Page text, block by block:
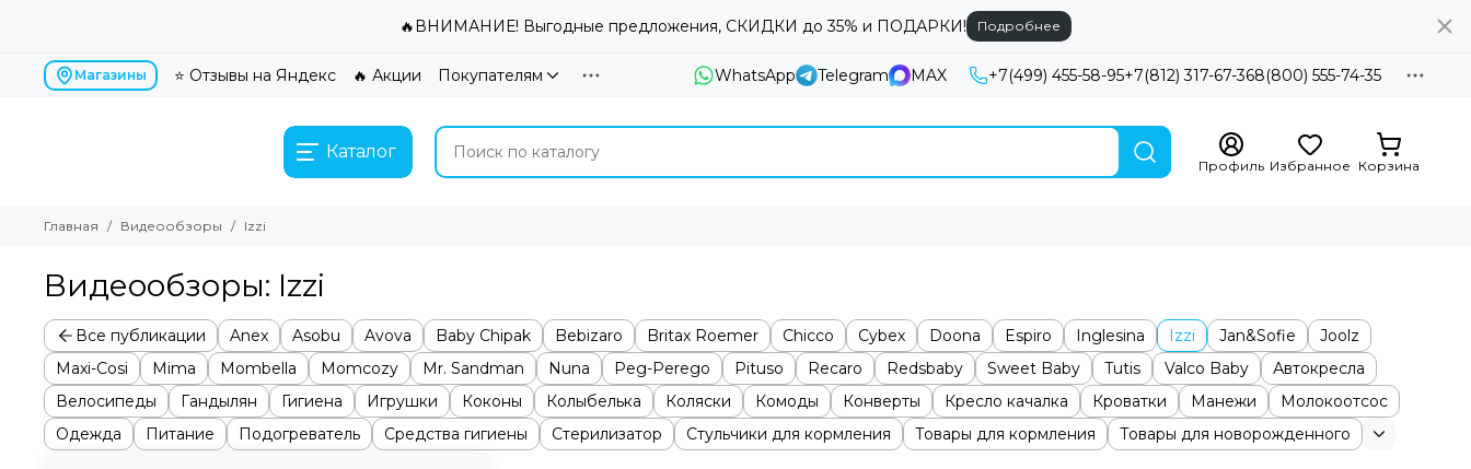
🔥ВНИМАНИЕ! Выгодные предложения, СКИДКИ до 35% и ПОДАРКИ! Подробнее
Магазины ⭐ Отзывы на Яндекс 🔥 Акции Покупателям WhatsApp Telegram MAX +7(499) 455-58-95+7(812) 317-67-368(800) 555-74-35
Каталог
Профиль Избранное Корзина
Главная Видеообзоры Izzi
Видеообзоры: Izzi
Все публикации Anex Asobu Avova Baby Chipak Bebizaro Britax Roemer Chicco Cybex Doona Espiro Inglesina Izzi Jan&Sofie
Joolz
Maxi-Cosi
Mima Mombella Momcozy Mr. Sandman Nuna Peg-Perego Pituso Recaro Redsbaby Sweet Baby Tutis Valco Baby
Автокресла
Велосипеды
Гандылян Гигиена Игрушки Коконы Колыбелька Коляски Комоды Конверты Кресло качалка Кроватки Манежи
Молокоотсос
Одежда
Питание Подогреватель Средства гигиены Стерилизатор Стульчики для кормления Товары для кормления Товары для новорожденного